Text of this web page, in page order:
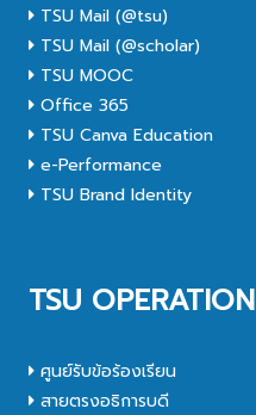
TSU Mail (@tsu)
TSU Mail (@scholar)
TSU MOOC
Office 365
TSU Canva Education
e-Performance
TSU Brand Identity
TSU
ศูนย์รับข้อร้องเรียน
สายตรงอธิการบดี